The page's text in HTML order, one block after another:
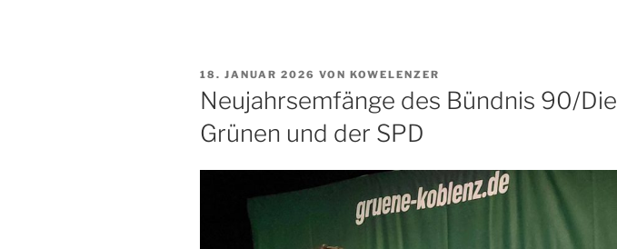
VERÖFFENTLICHT
AM
18. JANUAR 2026 VON KOWELENZER
Neujahrsemfänge des Bündnis 90/Die
Grünen und der SPD